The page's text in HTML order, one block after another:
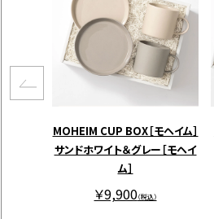
MOHEIM CUP BOX［モヘイム］
サンドホワイト＆グレー［モヘイ
ム］
￥9,900（税込）